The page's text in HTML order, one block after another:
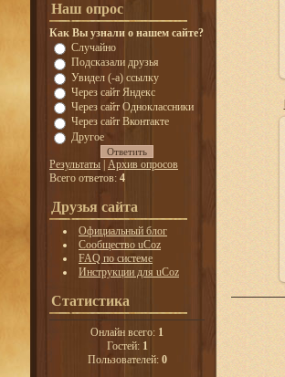
Наш опрос
Как Вы узнали о нашем сайте?
Случайно
Подсказали друзья
Увидел (-а) ссылку
Через сайт Яндекс
Через сайт Одноклассники
Через сайт Вконтакте
Другое
Результаты Архив опросов
Всего ответов: 4
Друзья сайта
Официальный блог
Сообщество uCoz
FAQ по системе
Инструкции для uCoz
Статистика
Онлайн всего: 1
Гостей: 1
Пользователей: 0